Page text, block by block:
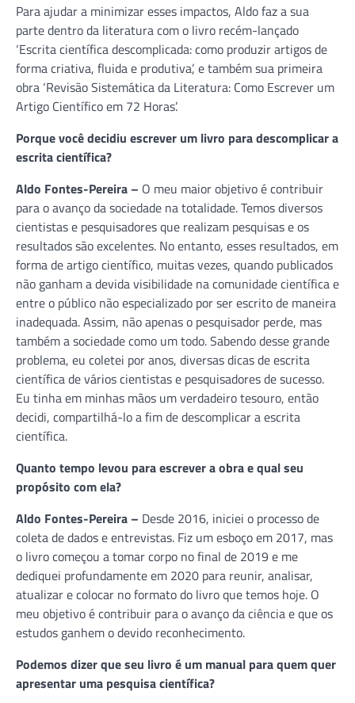
Para ajudar a minimizar esses impactos, Aldo faz a sua
parte dentro da literatura com o livro recém-lançado
‘Escrita científica descomplicada: como produzir artigos de
forma criativa, fluida e produtiva’, e também sua primeira
obra ‘Revisão Sistemática da Literatura: Como Escrever um
Artigo Científico em 72 Horas’.
Porque você decidiu escrever um livro para descomplicar a
escrita científica?
Aldo Fontes-Pereira – O meu maior objetivo é contribuir
para o avanço da sociedade na totalidade. Temos diversos
cientistas e pesquisadores que realizam pesquisas e os
resultados são excelentes. No entanto, esses resultados, em
forma de artigo científico, muitas vezes, quando publicados
não ganham a devida visibilidade na comunidade científica e
entre o público não especializado por ser escrito de maneira
inadequada. Assim, não apenas o pesquisador perde, mas
também a sociedade como um todo. Sabendo desse grande
problema, eu coletei por anos, diversas dicas de escrita
científica de vários cientistas e pesquisadores de sucesso.
Eu tinha em minhas mãos um verdadeiro tesouro, então
decidi, compartilhá-lo a fim de descomplicar a escrita
científica.
Quanto tempo levou para escrever a obra e qual seu
propósito com ela?
Aldo Fontes-Pereira – Desde 2016, iniciei o processo de
coleta de dados e entrevistas. Fiz um esboço em 2017, mas
o livro começou a tomar corpo no final de 2019 e me
dediquei profundamente em 2020 para reunir, analisar,
atualizar e colocar no formato do livro que temos hoje. O
meu objetivo é contribuir para o avanço da ciência e que os
estudos ganhem o devido reconhecimento.
Podemos dizer que seu livro é um manual para quem quer
apresentar uma pesquisa científica?